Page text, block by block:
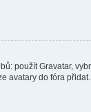
použít Gravatar,
avatary do fóra